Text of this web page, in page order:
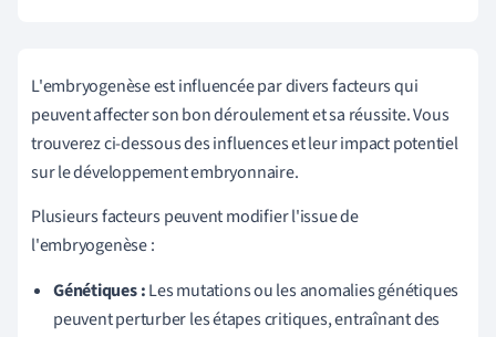
L'embryogenèse est influencée par divers facteurs qui
peuvent affecter son bon déroulement et sa réussite. Vous
trouverez ci-dessous des influences et leur impact potentiel
sur le développement embryonnaire.
Plusieurs facteurs peuvent modifier l'issue de
l'embryogenèse :
Génétiques :Les mutations ou les anomalies génétiques
peuvent perturber les étapes critiques, entraînant des